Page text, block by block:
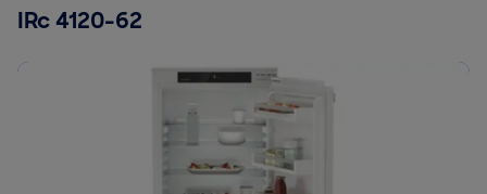
IRc 4120-62